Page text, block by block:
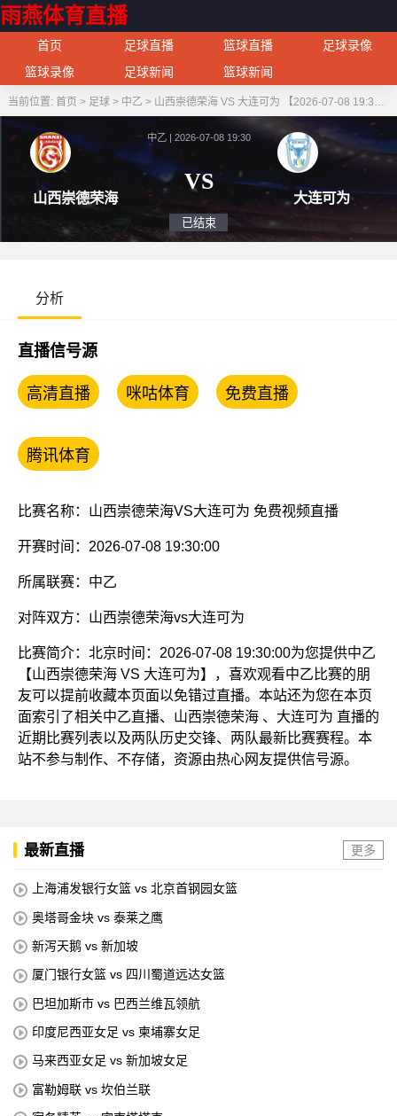
雨燕体育直播
首页 足球直播 篮球直播
足球录像
篮球录像
足球新闻 篮球新闻
当前位置: 首页 > 足球> 中乙 > 山西崇德荣海 VS 大连可为 【2026-07-08 19:30:00】
山西崇德荣海
中乙 | 2026-07-08 19:30
VS
大连
分析
直播信号源
高清直播 咪咕体育 免费直播
腾讯体育
比赛名称：山西崇德荣海VS大连可为 免费视频直播
开赛时间：2026-07-08 19:30:00
所属联赛： 中乙
对阵双方：山西崇德荣海vs大连可为
比赛简介：北京时间：2026-07-08 19:30:00为您提供中乙
【山西崇德荣海 VS 大连可为】，喜欢观看中乙比赛的朋
友可以提前收藏本页面以免错过直播。本站还为您在本页
面索引了相关中乙直播、山西崇德荣海 、大连可为 直播的
近期比赛列表以及两队历史交锋、两队最新比赛赛程。本
站不参与制作、不存储，资源由热心网友提供信号源。
最新直播 更多
上海浦发银行女篮 vs 北京首钢园女篮
奥塔哥金块 vs 泰莱之鹰
新泻天鹅 vs 新加坡
厦门银行女篮 vs 四川蜀道远达女篮
巴坦加斯市 vs 巴西兰维瓦领航
印度尼西亚女足 vs 柬埔寨女足
马来西亚女足 vs 新加坡女足
富勒姆联 vs 坎伯兰联